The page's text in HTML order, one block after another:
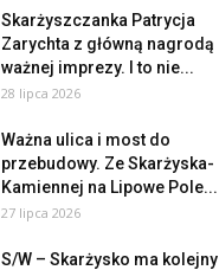
Skarżyszczanka Patrycja
Zarychta z główną nagrodą
ważnej imprezy. I to nie...
28 lipca 2026
Ważna ulica i most do
przebudowy. Ze Skarżyska-
Kamiennej na Lipowe Pole...
27 lipca 2026
S/W – Skarżysko ma kolejny